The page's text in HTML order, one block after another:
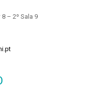
– 2º Sala 9